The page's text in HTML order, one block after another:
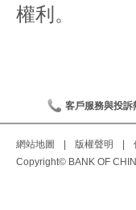
權利。
客戶服務與投訴
網站地圖 版權聲明
Copyright© BANK OF